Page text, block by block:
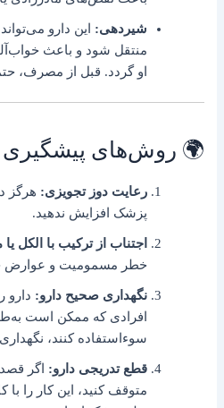
شیردهی: این دارو
منتقل شود و باعث
او گردد. قبل از مصرف،
🌍 روش‌های
رعایت دوز تجویزی: هرگز
پزشک افزایش ندهید.
اجتناب از ترکیب با الکل
خطر مسمومیت و عوارض
نگهداری صحیح دارو: دارو
افرادی که ممکن است
سوءاستفاده کنند،
قطع تدریجی دارو: اگر
متوقف کنید، این کار را